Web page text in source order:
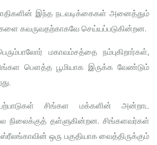
இந்த நடவடிக்கைகள் அனைத்தும்
கவருவதற்காகவே செய்யப்படுகின்றன.
மகாவம்சத்தை நம்புகிறார்கள்,
பௌத்த பூமியாக இருக்க வேண்டும்
சிங்கள மக்களின் அன்றாட
தள்ளுகின்றன. சிங்களவர்கள்
ஒரு பகுதியாக வைத்திருக்கும்